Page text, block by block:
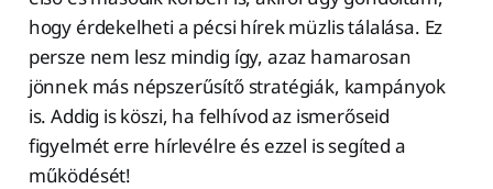
hogy érdekelheti a pécsi hírek müzlis tálalása. Ez
persze nem lesz mindig így, azaz hamarosan
jönnek más népszerűsítő stratégiák, kampányok
is. Addig is köszi, ha felhívod az ismerőseid
figyelmét erre hírlevélre és ezzel is segíted a
működését!